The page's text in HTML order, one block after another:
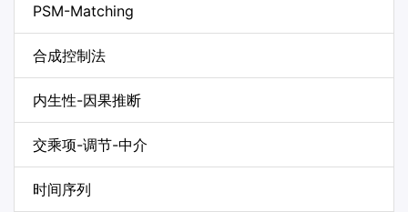
PSM-Matching
合成控制法
内生性-因果推断
交乘项-调节-中介
时间序列